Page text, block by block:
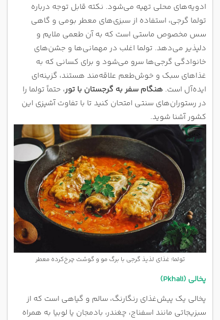
ادویه‌های محلی تهیه می‌شود. نکته قابل توجه درباره
تولما گرجی، استفاده از سبزی‌های معطر بومی و گاهی
سس مخصوص ماستی است که به آن طعمی ملایم و
دلپذیر می‌دهد. تولما اغلب در مهمانی‌ها و جشن‌های
خانوادگی گرجی‌ها سرو می‌شود و برای کسانی که به
غذاهای سبک و خوش‌طعم علاقه‌مند هستند، گزینه‌ای
ایده‌آل است. هنگام سفر به گرجستان با تور، حتماً تولما را
در رستوران‌های سنتی امتحان کنید تا با تفاوت آشپزی این
کشور آشنا شوید.
تولما؛ غذای لذیذ گرجی با برگ مو و گوشت چرخ‌کرده معطر
پخالی (Pkhali)
پخالی یک پیش‌غذای رنگارنگ، سالم و گیاهی است که از
سبزیجاتی مانند اسفناج، چغندر، بادمجان یا لوبیا به همراه